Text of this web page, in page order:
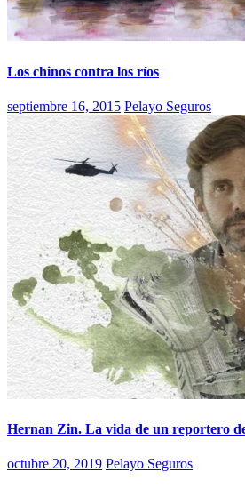
Los chinos contra los ríos
septiembre 16, 2015 Pelayo Seguros
Hernan Zin. La vida de un reportero
octubre 20, 2019 Pelayo Seguros